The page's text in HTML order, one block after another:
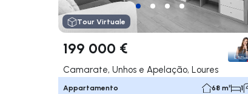
Tour Virtuale
199 000 €
Camarate, Unhos e Apelação, Loures
Appartamento 68 m² 1